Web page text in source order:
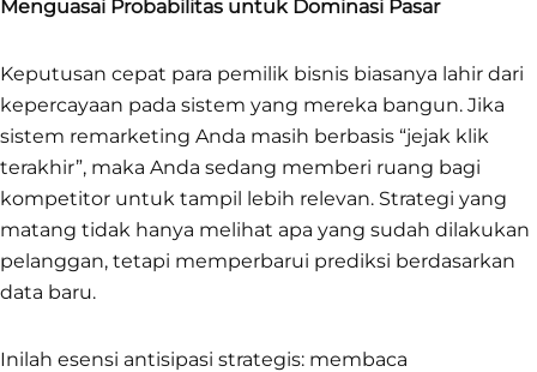
Menguasai Probabilitas untuk Dominasi Pasar
Keputusan cepat para pemilik bisnis biasanya lahir dari
kepercayaan pada sistem yang mereka bangun. Jika
sistem remarketing Anda masih berbasis “jejak klik
terakhir”, maka Anda sedang memberi ruang bagi
kompetitor untuk tampil lebih relevan. Strategi yang
matang tidak hanya melihat apa yang sudah dilakukan
pelanggan, tetapi memperbarui prediksi berdasarkan
data baru.
Inilah esensi antisipasi strategis: membaca